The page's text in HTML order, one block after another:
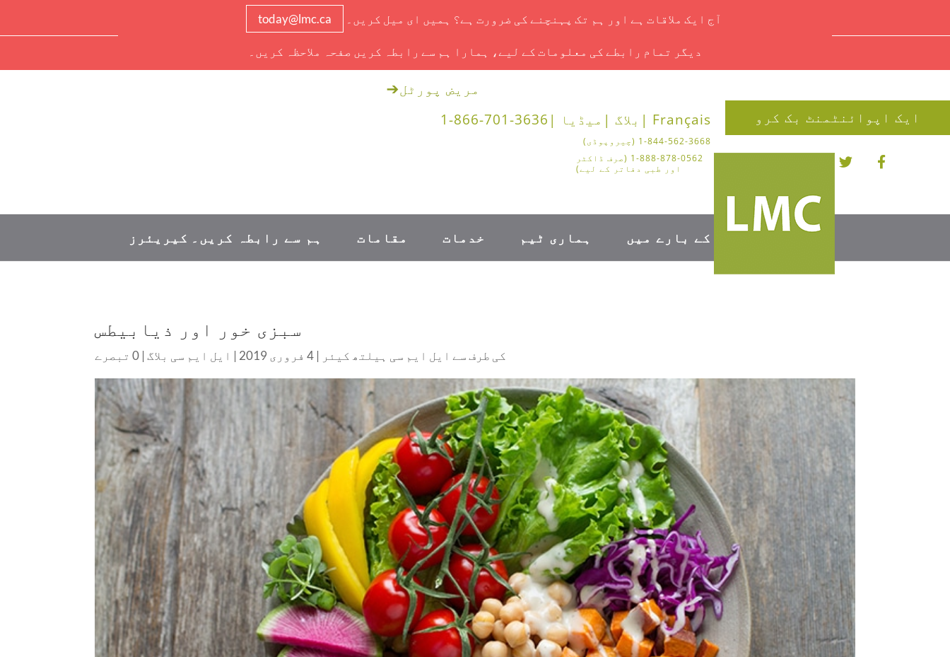
آج ایک ملاقات ہے اور ہم تک پہنچنے کی ضرورت ہے؟ ہمیں ای میل کریں۔ today@lmc.ca
دیگر تمام رابطے کی معلومات کے لیے، ہمارا ہم سے رابطہ کریں صفحہ ملاحظہ کریں۔
Français | بلاگ | میڈیا | 1-866-701-3636
1-844-562-3668 (چیروپوڈی)
1-888-878-0562 (صرف ڈاکٹر
اور طبی دفاتر کے لیے)
مریض پورٹل➔
ایک اپوائنٹمنٹ بک کرو
کے بارے میں ہماری ٹیم خدمات مقامات ہم سے رابطہ کریں۔ کیریئرز
سبزی خور اور ذیابیطس
کی طرف سے ایل ایم سی ہیلتھ کیئر | 4 فروری 2019 | ایل ایم سی بلاگ | 0 تبصرے